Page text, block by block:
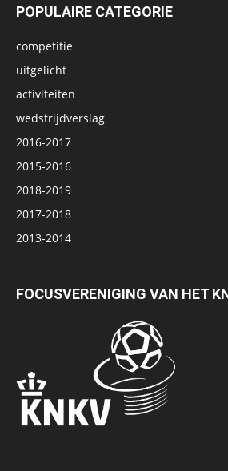
POPULAIRE CATEGORIE
competitie
uitgelicht
activiteiten
wedstrijdverslag
2016-2017
2015-2016
2018-2019
2017-2018
2013-2014
FOCUSVERENIGING VAN HET